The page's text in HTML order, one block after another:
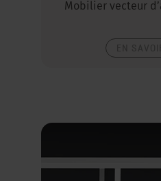
Mobilier vecteur